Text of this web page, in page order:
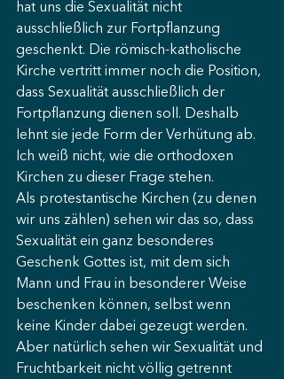
hat uns die Sexualität nicht
ausschließlich zur Fortpflanzung
geschenkt. Die römisch-katholische
Kirche vertritt immer noch die Position,
dass Sexualität ausschließlich der
Fortpflanzung dienen soll. Deshalb
lehnt sie jede Form der Verhütung ab.
Ich weiß nicht, wie die orthodoxen
Kirchen zu dieser Frage stehen.
Als protestantische Kirchen (zu denen
wir uns zählen) sehen wir das so, dass
Sexualität ein ganz besonderes
Geschenk Gottes ist, mit dem sich
Mann und Frau in besonderer Weise
beschenken können, selbst wenn
keine Kinder dabei gezeugt werden.
Aber natürlich sehen wir Sexualität und
Fruchtbarkeit nicht völlig getrennt